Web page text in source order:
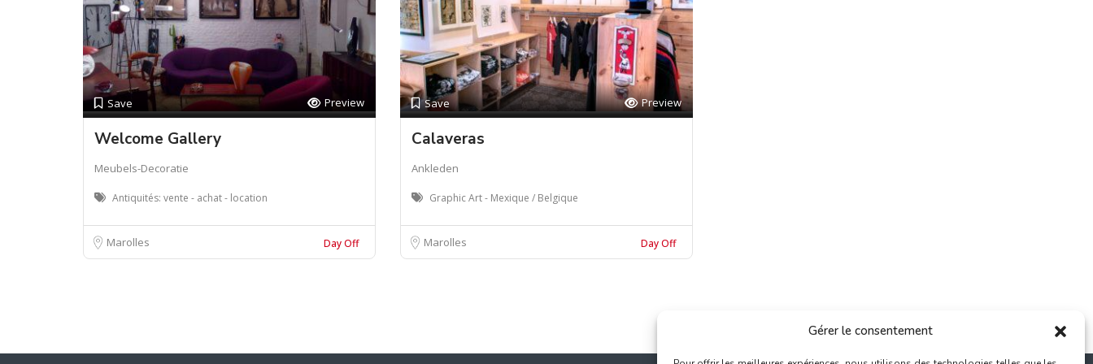
Gérer le consentement
Save Preview
Welcome Gallery
Meubels-Decoratie
Antiquités: vente - achat - location
Marolles Day Off
Save Preview
Calaveras
Ankleden
Graphic Art - Mexique / Belgique
Marolles Day Off